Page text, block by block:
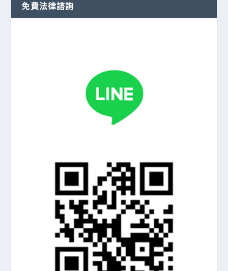
免費法律諮詢